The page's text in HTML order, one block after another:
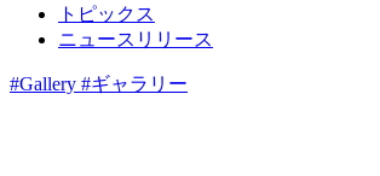
トピックス
ニュースリリース
#Gallery #ギャラリー